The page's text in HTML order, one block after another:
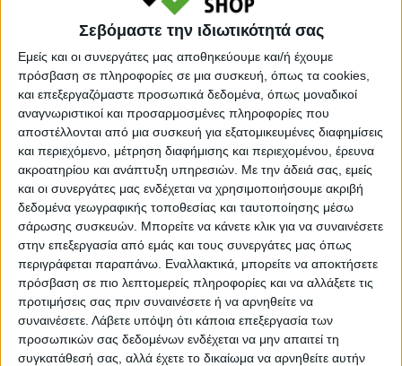
Σεβόμαστε την ιδιωτικότητά σας
Εμείς και οι συνεργάτες μας αποθηκεύουμε και/ή έχουμε
πρόσβαση σε πληροφορίες σε μια συσκευή, όπως τα cookies,
και επεξεργαζόμαστε προσωπικά δεδομένα, όπως μοναδικοί
αναγνωριστικοί και προσαρμοσμένες πληροφορίες που
αποστέλλονται από μια συσκευή για εξατομικευμένες διαφημίσεις
και περιεχόμενο, μέτρηση διαφήμισης και περιεχομένου, έρευνα
ακροατηρίου και ανάπτυξη υπηρεσιών. Με την άδειά σας, εμείς
και οι συνεργάτες μας ενδέχεται να χρησιμοποιήσουμε ακριβή
δεδομένα γεωγραφικής τοποθεσίας και ταυτοποίησης μέσω
σάρωσης συσκευών. Μπορείτε να κάνετε κλικ για να συναινέσετε
στην επεξεργασία από εμάς και τους συνεργάτες μας όπως
περιγράφεται παραπάνω. Εναλλακτικά, μπορείτε να αποκτήσετε
πρόσβαση σε πιο λεπτομερείς πληροφορίες και να αλλάξετε τις
προτιμήσεις σας πριν συναινέσετε ή να αρνηθείτε να
συναινέσετε. Λάβετε υπόψη ότι κάποια επεξεργασία των
προσωπικών σας δεδομένων ενδέχεται να μην απαιτεί τη
συγκατάθεσή σας, αλλά έχετε το δικαίωμα να αρνηθείτε αυτήν
Προσθήκη στο καλάθι
Κωδικός προϊόντος :185231
Κάνε μια ερώτηση Share
Κατηγορία:
ΦΩΛΙΕΣ - ΚΟΥΝΙΕΣ
Μάρκα:Pakoworld
Εγγυημένες & Ασφαλείς Συναλλαγές